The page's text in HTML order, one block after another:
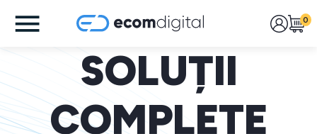
0
SOLUȚII
COMPLETE